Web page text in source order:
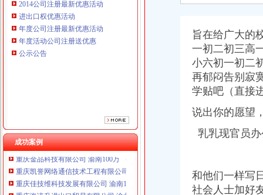
2014公司注册最新优惠活动
进出口权优惠活动
年度公司注册最新优惠活动
年度活动公司注册送优惠
公示公告
成功案例
重庆海谛升进出口贸易有限公司 渝北100万 （进出口权）
重庆欧氏科技发展有限公司 渝九50万 （进出口权）
重庆市明诚塑料制品有限责任公司 渝高100万 （进出口权）
重庆金品科技有限公司 渝南100万 （进出口权）
重庆凯誉网络通信技术工程有限公司 渝中300万 （工商变更）
重庆佳技维科技发展有限公司 渝南100万 （进出口权）
重庆海谛升进出口贸易有限公司 渝北100万 （进出口权）
旨在给广大的
一初二初三高
小六初一初二
再郁闷告别寂
学贴吧（直接
说出你的愿望
乳乳现官员
和他们一样写
社会人士加好